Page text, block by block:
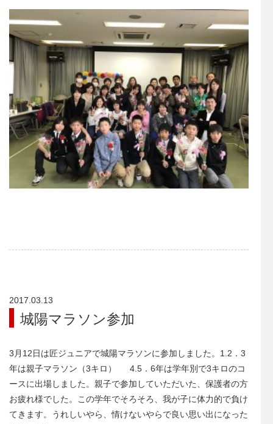
2017.03.13
城陽マラソン参加
3月12日は匠ジュニアで城陽マラソンに参加しました。1.2．3
年は親子マラソン（3キロ） 4.5．6年は学年別で3キロのコ
ースに出場しました。親子で参加していただいた、保護者の方
お疲れ様でした。この学年でそろそろ、我が子に体力的で負け
てきます。うれしいやら、情けないやらで良い思い出になった